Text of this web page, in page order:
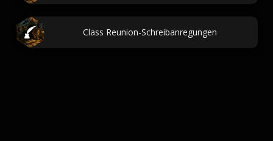
Class Reunion-Schreibanregungen